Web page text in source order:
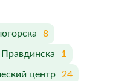
8
1
центр 24